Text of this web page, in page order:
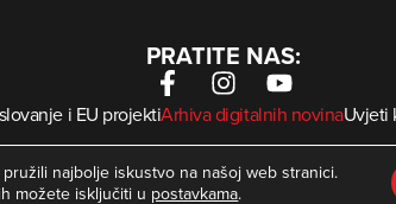
PRATITE NAS:
i EU projektiArhiva digitalnih novinaUvjeti
International – Sva prava pridržana |
najbolje iskustvo na našoj web stranici.
možete isključiti u postavkama.